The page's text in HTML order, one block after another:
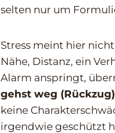
selten nur um
Stress meint hier
Nähe, Distanz, ein
Alarm anspringt,
gehst weg (Rückzug)
keine
irgendwie geschützt